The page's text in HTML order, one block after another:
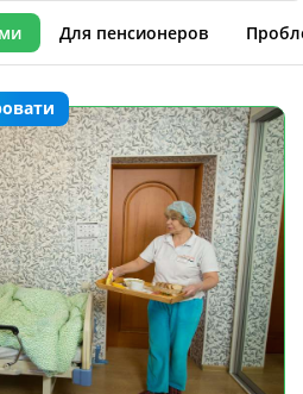
Для пенсионеров